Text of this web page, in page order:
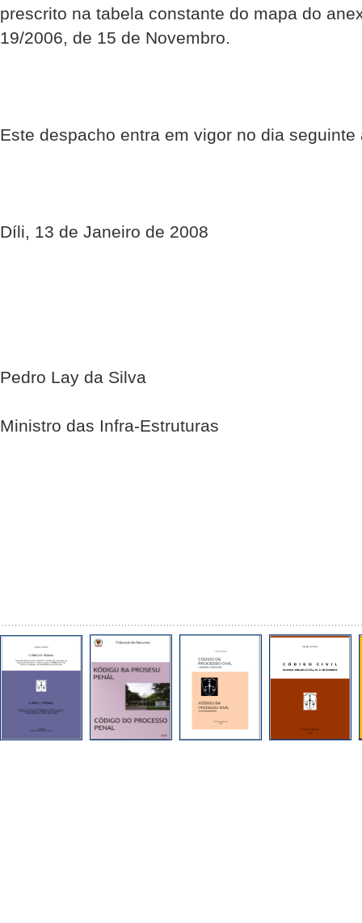
prescrito na tabela constante do mapa do
19/2006, de 15 de Novembro.
Este despacho entra em vigor no dia
Díli, 13 de Janeiro de 2008
Pedro Lay da Silva
Ministro das Infra-Estruturas